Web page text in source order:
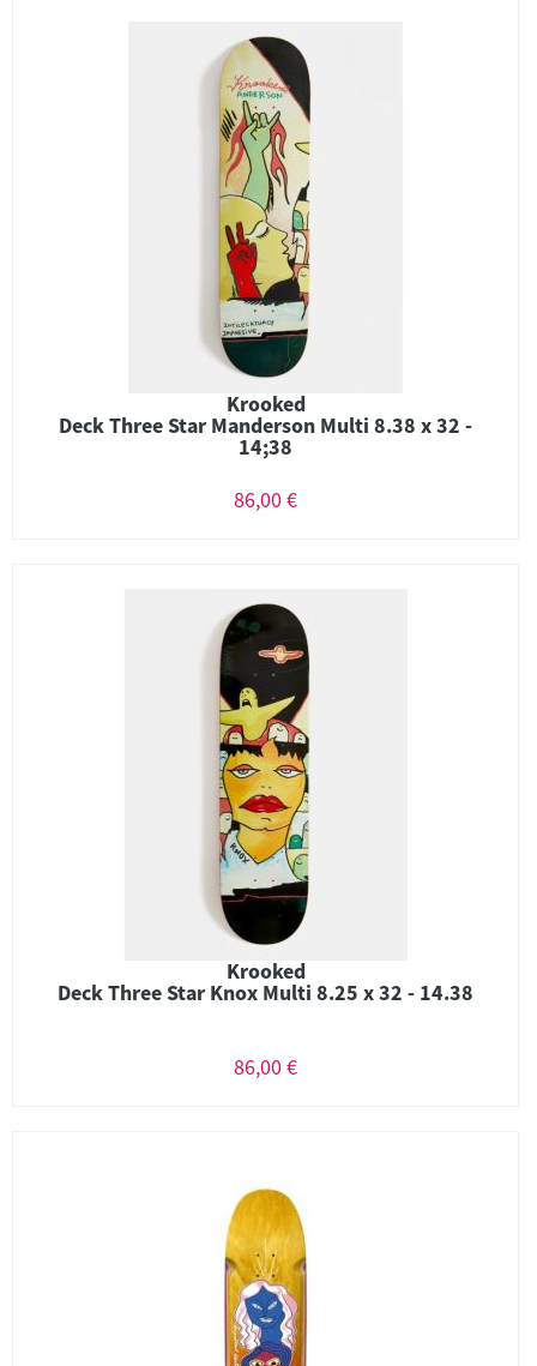
Krooked
Deck Three Star Manderson Multi 8.38 x 32 -
14;38
86,00 €
Krooked
Deck Three Star Knox Multi 8.25 x 32 - 14.38
86,00 €